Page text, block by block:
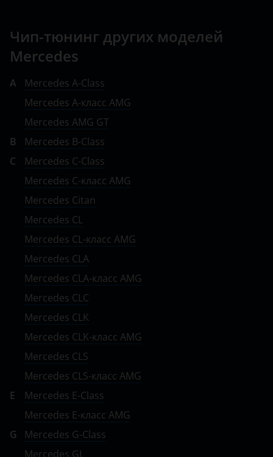
Peugeot
Porsche
Ravon
Renault
Saab
Seat
Skoda
SsangYong
Subaru
Suzuki
Toyota
Volkswagen
Volvo
Vortex
Zotye
Чип-тюнинг других моделей
Mercedes
A
Mercedes A-Class
Mercedes A-класс AMG
Mercedes AMG GT
B
Mercedes B-Class
C
Mercedes C-Class
Mercedes C-класс AMG
Mercedes Citan
Mercedes CL
Mercedes CL-класс AMG
Mercedes CLA
Mercedes CLA-класс AMG
Mercedes CLC
Mercedes CLK
Mercedes CLK-класс AMG
Mercedes CLS
Mercedes CLS-класс AMG
E
Mercedes E-Class
Mercedes E-класс AMG
G
Mercedes G-Class
Mercedes GL